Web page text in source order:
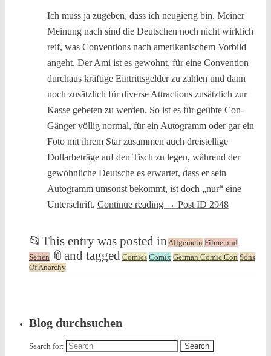
Ich muss ja zugeben, dass ich neugierig bin. Meiner
Meinung nach sind die Deutschen noch nicht wirklich
reif, was Conventions nach amerikanischem Vorbild
angeht. Der Ami ist es gewohnt, für eine Convention
durchaus kräftige Eintrittsgelder zu zahlen und dann
noch zusätzlich für diverse Attractions zusätzlich zur
Kasse gebeten zu werden. So ist es für geübte Con-
Gänger völlig normal, für ein Autogramm oder gar ein
Foto mit ihrem Star zusammen auch dreistellige
Dollarbeträge auf den Tisch zu legen, während der
gewöhnliche Deutsche es erwartet, dass er sein
Autogramm umsonst bekommt, ist doch „nur“ eine
Unterschrift. Continue reading → Post ID 2948
📂 This entry was posted in Allgemein Filme und
Serien 📎 and tagged Comics Comix German Comic Con Sons
Of Anarchy
Blog durchsuchen
Search for: